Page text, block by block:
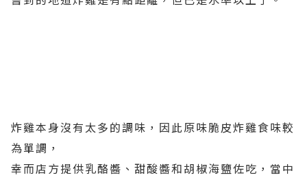
炸雞本身沒有太多的調味，因此原味脆皮炸雞食味較
為單調，
幸而店方提供乳酪醬、甜酸醬和胡椒海鹽佐吃，當中